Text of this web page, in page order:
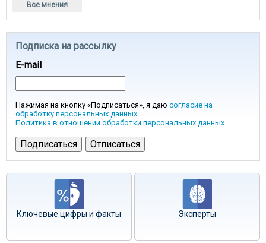
Все мнения
Подписка на рассылку
E-mail
Нажимая на кнопку «Подписаться», я даю согласие на
обработку персональных данных.
Политика в отношении обработки персональных данных
Ключевые цифры и факты Эксперты